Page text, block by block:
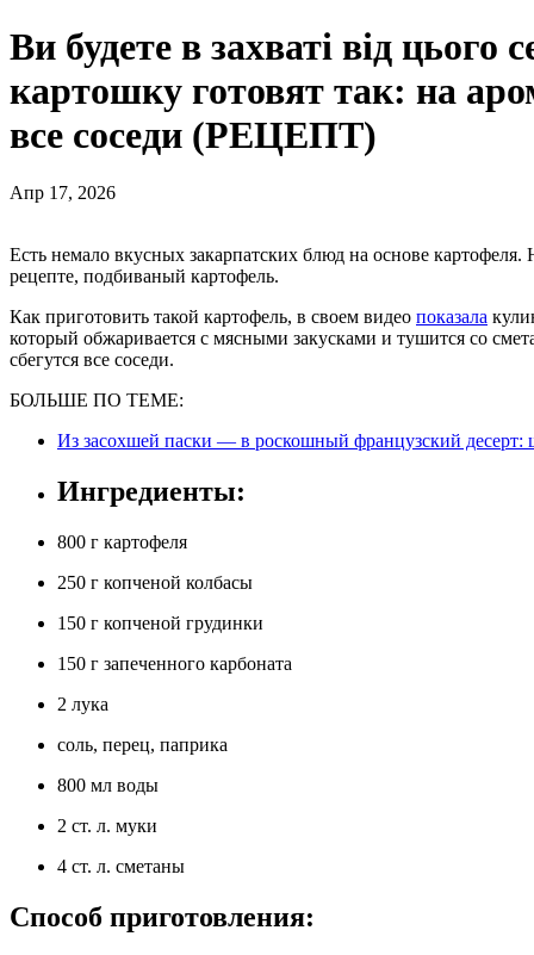
Ви будете в захваті від цього
картошку готовят так: на
все соседи (РЕЦЕПТ)
Апр 17, 2026
Есть немало вкусных закарпатских блюд на основе
рецепте, подбиваный картофель.
Как приготовить такой картофель, в своем видео показала
который обжаривается с мясными закусками и тушится со
сбегутся все соседи.
БОЛЬШЕ ПО ТЕМЕ:
Из засохшей паски — в роскошный французский
Ингредиенты:
800 г картофеля
250 г копченой колбасы
150 г копченой грудинки
150 г запеченного карбоната
2 лука
соль, перец, паприка
800 мл воды
2 ст. л. муки
4 ст. л. сметаны
Способ приготовления: